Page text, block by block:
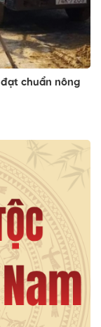
chuẩn nông